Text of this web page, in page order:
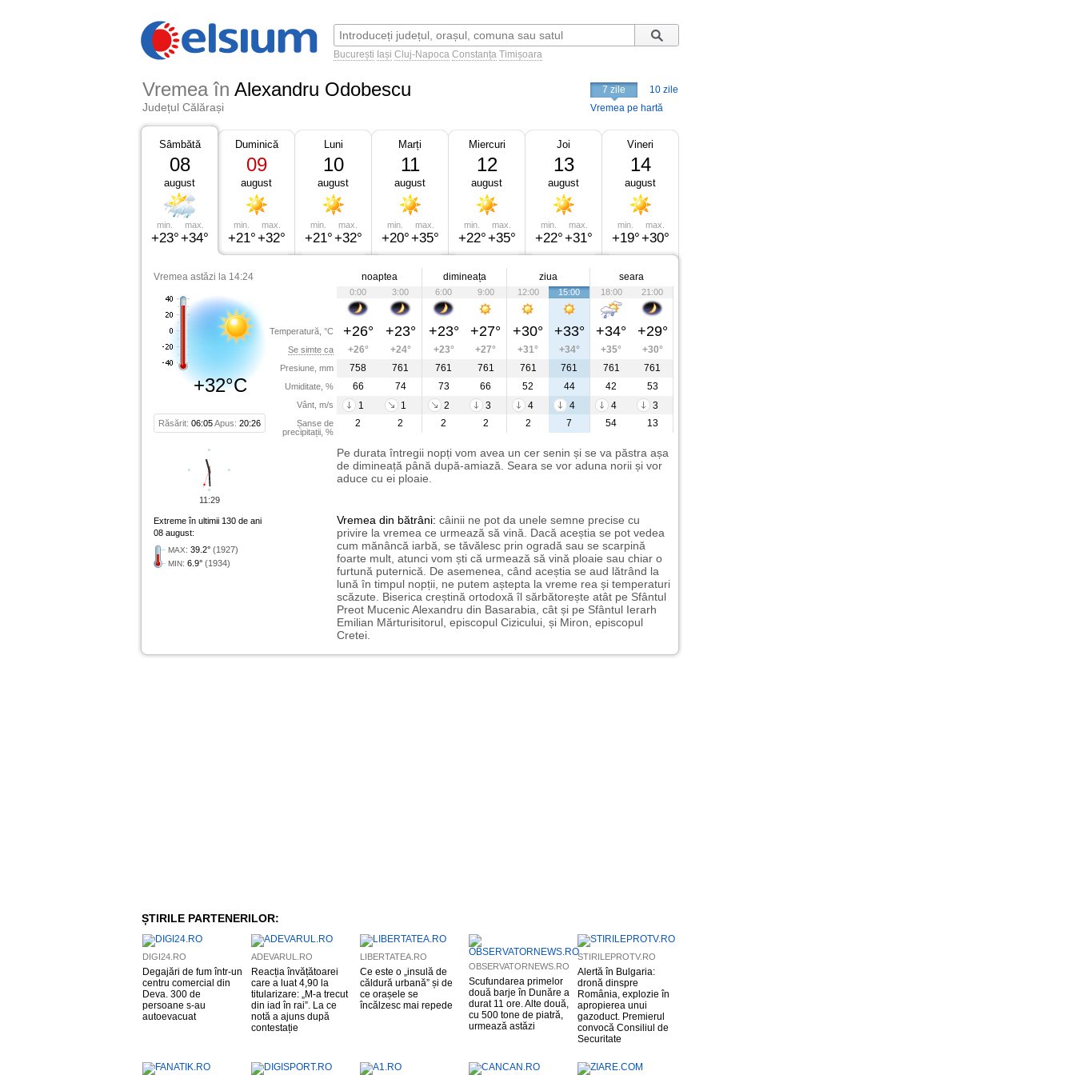
București Iași Cluj-Napoca Constanța Timișoara
Vremea în Alexandru Odobescu
Județul Călărași
7 zile
10 zile
Vremea pe hartă
Sâmbătă
08
august
min.
+23°
max.
+34°
Duminică
09
august
min.
+21°
max.
+32°
Luni
10
august
min.
+21°
max.
+32°
Marți
11
august
min.
+20°
max.
+35°
Miercuri
12
august
min.
+22°
max.
+35°
Joi
13
august
min.
+22°
max.
+31°
Vineri
14
august
min.
+19°
max.
+30°
Vremea astăzi la 14:24
+32°C
Răsărit: 06:05Apus: 20:26
Temperatură, °C
Se simte ca
Presiune, mm
Umiditate, %
Vânt, m/s
Șanse de
precipitații, %
noaptea dimineața ziua seara
0:00 3:00 6:00 9:00 12:00 15:00 18:00 21:00
+26° +23° +23° +27° +30° +33° +34° +29°
+26° +24° +23° +27° +31° +34° +35°
+30°
758
761 761 761 761 761 761
761
66
74 73 66 52 44 42
53
1
1 2 3 4 4 4
3
2
2 2 2 2 7 54 13
Pe durata întregii nopți vom avea un cer senin și se va păstra așa
de dimineață până după-amiază. Seara se vor aduna norii și vor
aduce cu ei ploaie.
Extreme în ultimii 130 de ani
08 august:
MAX: 39.2° (1927)
MIN: 6.9° (1934)
Vremea din bătrâni: câinii ne pot da unele semne precise cu
privire la vremea ce urmează să vină. Dacă aceștia se pot vedea
cum mănâncă iarbă, se tăvălesc prin ogradă sau se scarpină
foarte mult, atunci vom ști că urmează să vină ploaie sau chiar o
furtună puternică. De asemenea, când aceștia se aud lătrând la
lună în timpul nopții, ne putem aștepta la vreme rea și temperaturi
scăzute. Biserica creștină ortodoxă îl sărbătorește atât pe Sfântul
Preot Mucenic Alexandru din Basarabia, cât și pe Sfântul Ierarh
Emilian Mărturisitorul, episcopul Cizicului, și Miron, episcopul
Cretei.
11:29
ȘTIRILE PARTENERILOR:
DIGI24.RO
Degajări de fum într-un
centru comercial din
Deva. 300 de
persoane s-au
autoevacuat
ADEVARUL.RO
Reacția învățătoarei
care a luat 4,90 la
titularizare: „M-a trecut
din iad în rai”. La ce
notă a ajuns după
contestație
LIBERTATEA.RO
Ce este o „insulă de
căldură urbană” și de
ce orașele se
încălzesc mai repede
OBSERVATORNEWS.RO
Scufundarea primelor
două barje în Dunăre a
durat 11 ore. Alte două,
cu 500 tone de piatră,
urmează astăzi
STIRILEPROTV.RO
Alertă în Bulgaria:
dronă dinspre
România, explozie în
apropierea unui
gazoduct. Premierul
convocă Consiliul de
Securitate